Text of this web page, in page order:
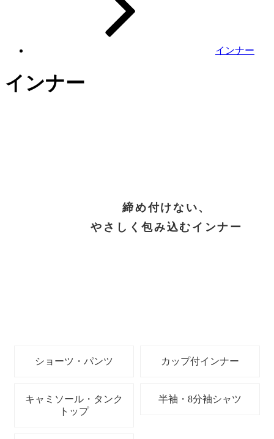
インナー
インナー
締め付けない、
やさしく包み込むインナー
ショーツ・パンツ カップ付インナー
キャミソール・タンク
トップ
半袖・8分袖シャツ